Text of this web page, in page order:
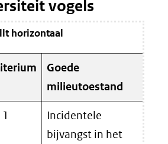
vogels
horizontaal
Goede
milieutoestand
Incidentele
bijvangst in het